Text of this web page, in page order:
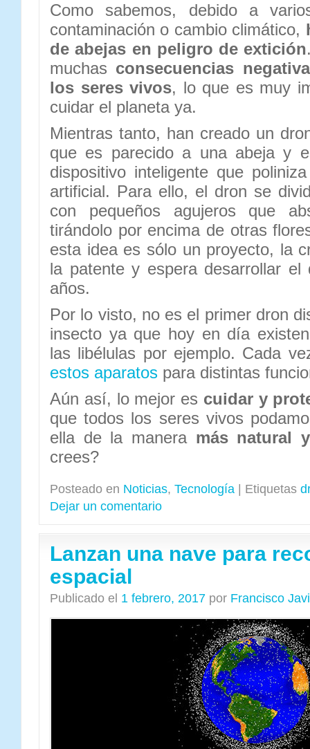
Como sabemos, debido a
contaminación o cambio climático,
de abejas en peligro de extición
muchas consecuencias
los seres vivos, lo que es muy
cuidar el planeta ya.
Mientras tanto, han creado un
que es parecido a una abeja y
dispositivo inteligente que
artificial. Para ello, el dron se
con pequeños agujeros que
tirándolo por encima de otras
esta idea es sólo un proyecto, la
la patente y espera desarrollar el
años.
Por lo visto, no es el primer dron
insecto ya que hoy en día
las libélulas por ejemplo. Cada
estos aparatos para distintas
Aún así, lo mejor es cuidar y
que todos los seres vivos
ella de la manera más natural
crees?
Posteado en Noticias, Tecnología Etiquetas
Dejar un comentario
Lanzan una nave para
espacial
Publicado el 1 febrero, 2017 por Francisco